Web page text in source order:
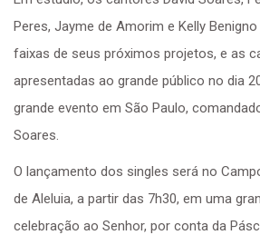
Peres, Jayme de Amorim e Kelly
faixas de seus próximos projetos, e as
apresentadas ao grande público no dia
grande evento em São Paulo,
Soares.
O lançamento dos singles será no
de Aleluia, a partir das 7h30, em uma
celebração ao Senhor, por conta da